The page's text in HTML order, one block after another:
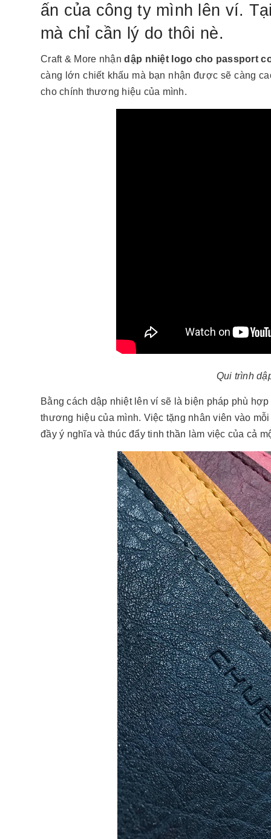
ấn của công ty mình lên ví.
mà chỉ cần lý do thôi nè.
Craft & More nhậndập nhiệt logo cho passport
càng lớn chiết khấu mà bạn nhận được sẽ càng
cho chính thương hiệu của mình.
Qui trình
Bằng cách dập nhiệt lên ví sẽ là biện pháp phù
thương hiệu của mình. Việc tặng nhân viên vào
đầy ý nghĩa và thúc đẩy tinh thần làm việc của cả